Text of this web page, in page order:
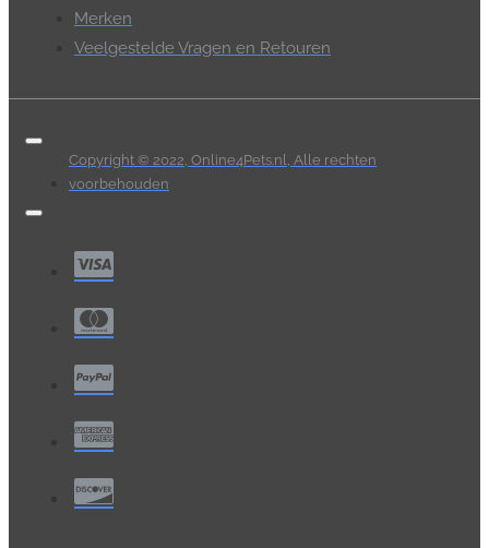
Merken
Veelgestelde Vragen en Retouren
Copyright © 2022, Online4Pets.nl, Alle rechten
voorbehouden